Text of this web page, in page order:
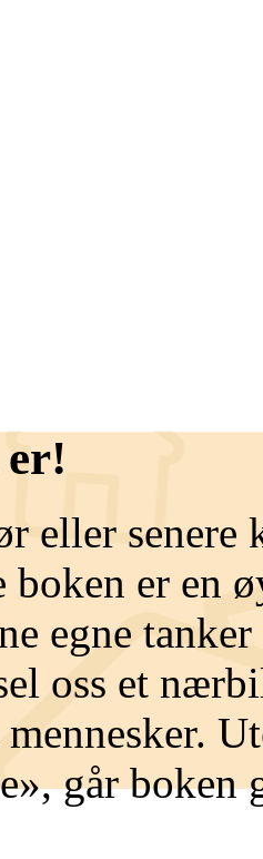
eller senere
er en
egne
oss et
mennesker.
går